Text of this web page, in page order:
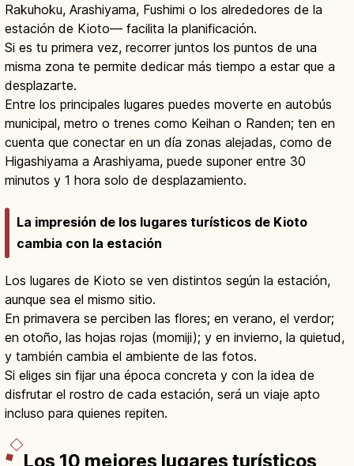
Rakuhoku, Arashiyama, Fushimi o los alrededores de la
estación de Kioto— facilita la planificación.
Si es tu primera vez, recorrer juntos los puntos de una
misma zona te permite dedicar más tiempo a estar que a
desplazarte.
Entre los principales lugares puedes moverte en autobús
municipal, metro o trenes como Keihan o Randen; ten en
cuenta que conectar en un día zonas alejadas, como de
Higashiyama a Arashiyama, puede suponer entre 30
minutos y 1 hora solo de desplazamiento.
La impresión de los lugares turísticos de Kioto
cambia con la estación
Los lugares de Kioto se ven distintos según la estación,
aunque sea el mismo sitio.
En primavera se perciben las flores; en verano, el verdor;
en otoño, las hojas rojas (momiji); y en invierno, la quietud,
y también cambia el ambiente de las fotos.
Si eliges sin fijar una época concreta y con la idea de
disfrutar el rostro de cada estación, será un viaje apto
incluso para quienes repiten.
Los 10 mejores lugares turísticos